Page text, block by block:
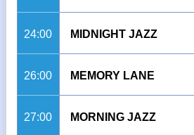
24:00 MIDNIGHT JAZZ
26:00 MEMORY LANE
27:00 MORNING JAZZ